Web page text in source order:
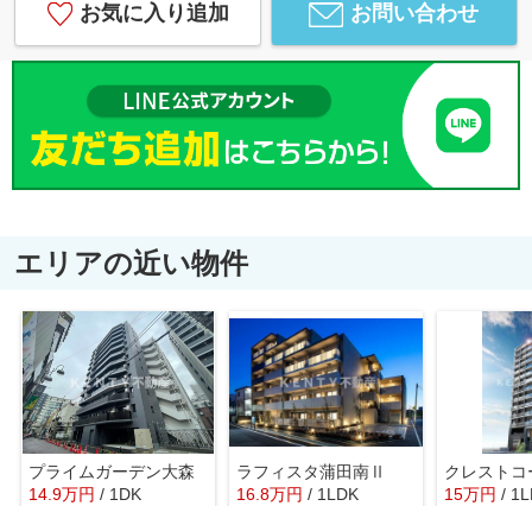
お気に入り追加 お問い合わせ
エリアの近い物件
プライムガーデン大森
14.9万円 / 1DK
ラフィスタ蒲田南Ⅱ
16.8万円 / 1LDK
クレストコ
15万円 /